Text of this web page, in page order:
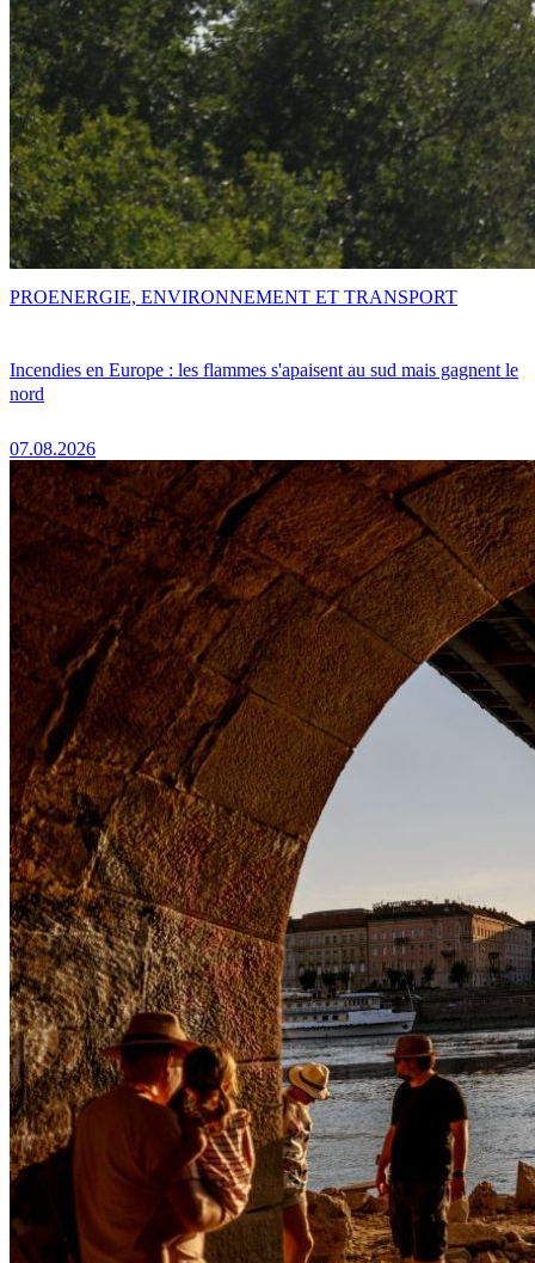
Incendies en Europe : les flammes s'apaisent au sud mais gagnent le
nord
07.08.2026
PROENERGIE, ENVIRONNEMENT ET TRANSPORT